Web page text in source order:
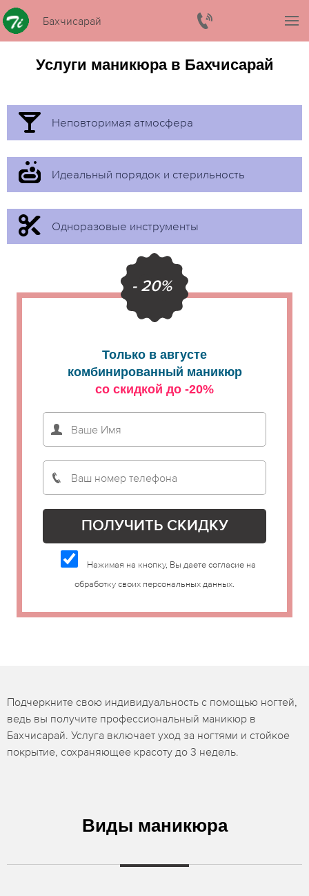
Бахчисарай
Услуги маникюра в Бахчисарай
Неповторимая атмосфера
Идеальный порядок и стерильность
Одноразовые инструменты
- 20%
Только в августе
комбинированный маникюр
со скидкой до -20%
Нажимая на кнопку, Вы даете согласие на
обработку своих персональных данных.
Подчеркните свою индивидуальность с помощью ногтей,
ведь вы получите профессиональный маникюр в
Бахчисарай. Услуга включает уход за ногтями и стойкое
покрытие, сохраняющее красоту до 3 недель.
Виды маникюра